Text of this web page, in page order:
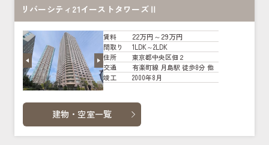
リバーシティ21イーストタワーズⅡ
賃料 22万円～29万円
間取り
1LDK～2LDK
住所
東京都中央区佃２
交通
有楽町線 月島駅 徒歩8分 他
竣工
2000年8月
建物・空室一覧